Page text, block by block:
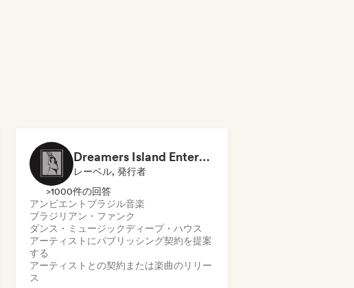
Dreamers Island Entertainment
レーベル, 発行者
>1000件の回答
アンビエント ブラジル音楽
ブラジリアン・ファンク
ダンス・ミュージックディープ・ハウス
アーティストにパブリッシング契約を提案
する
アーティストとの契約または楽曲のリリー
ス